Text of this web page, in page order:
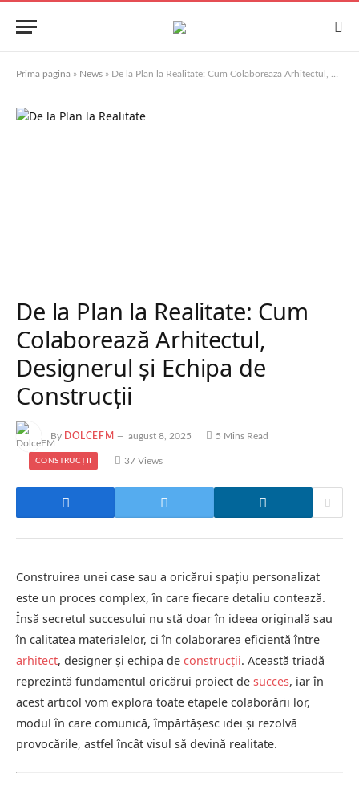
Prima pagină » News » De la Plan la Realitate: Cum Colaborează Arhitectul, Designerul și Echipa de Construcții
De la Plan la Realitate: Cum
Colaborează Arhitectul,
Designerul și Echipa de
Construcții
By DOLCEFM august 8, 2025 5 Mins Read
CONSTRUCȚII 37Views
Construirea unei case sau a oricărui spațiu personalizat
este un proces complex, în care fiecare detaliu contează.
Însă secretul succesului nu stă doar în ideea originală sau
în calitatea materialelor, ci în colaborarea eficientă între
arhitect, designer și echipa de construcții. Această triadă
reprezintă fundamentul oricărui proiect de succes, iar în
acest articol vom explora toate etapele colaborării lor,
modul în care comunică, împărtășesc idei și rezolvă
provocările, astfel încât visul să devină realitate.